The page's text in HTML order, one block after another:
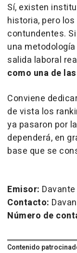
Sí, existen
historia, pero
contundentes.
una
salida laboral
como una de
Conviene
de vista los
ya pasaron por
dependerá, en
base que se
Emisor: Davante
Contacto:
Número de
Contenido